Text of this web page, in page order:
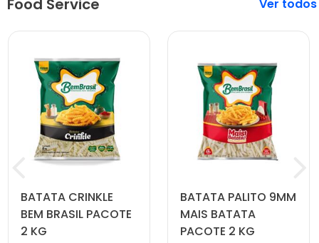
Food Service
BATATA CRINKLE
BEM BRASIL PACOTE
2 KG
BATATA PALITO 9MM
MAIS BATATA
PACOTE 2 KG